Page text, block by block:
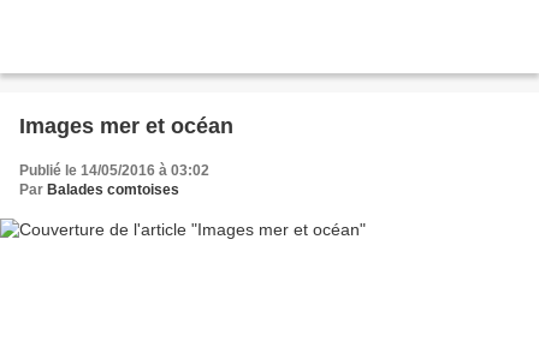
Images mer et océan
Publié le 14/05/2016 à 03:02
Par Balades comtoises